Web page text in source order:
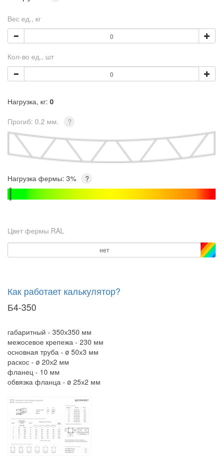
Вес ед., кг
Кол-во ед., шт
Нагрузка, кг: 0
Прогиб: 0.2 мм. ?
Нагрузка фермы: 3% ?
Цвет фермы RAL
нет
Как работает калькулятор?
Б4-350
габаритный - 350х350 мм
межосевое крепежа - 230 мм
основная труба - ø 50х3 мм
раскос - ø 20х2 мм
фланец - 10 мм
обвязка фланца - ø 25х2 мм